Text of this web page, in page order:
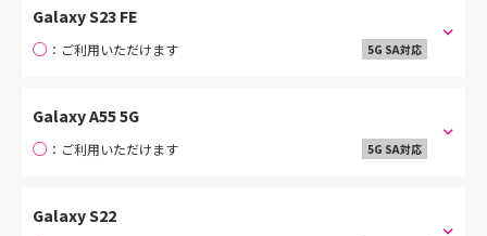
Galaxy S23 FE
○ ：ご利用いただけます 5G SA対応
Galaxy A55 5G
○ ：ご利用いただけます 5G SA対応
Galaxy S22